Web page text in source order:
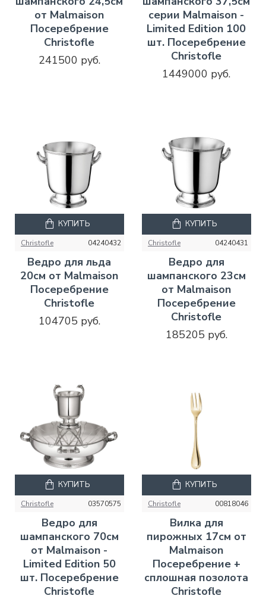
от Malmaison
Посеребрение
Christofle
241500 руб.
серии Malmaison -
Limited Edition 100
шт. Посеребрение
Christofle
1449000 руб.
Christofle 04240432
Ведро для льда
20см от Malmaison
Посеребрение
Christofle
104705 руб.
КУПИТЬ
Christofle 04240431
Ведро для
шампанского 23см
от Malmaison
Посеребрение
Christofle
185205 руб.
КУПИТЬ
Christofle 03570575
Ведро для
шампанского 70см
от Malmaison -
Limited Edition 50
шт. Посеребрение
Christofle
КУПИТЬ
Christofle 00818046
Вилка для
пирожных 17см от
Malmaison
Посеребрение +
сплошная позолота
Christofle
КУПИТЬ